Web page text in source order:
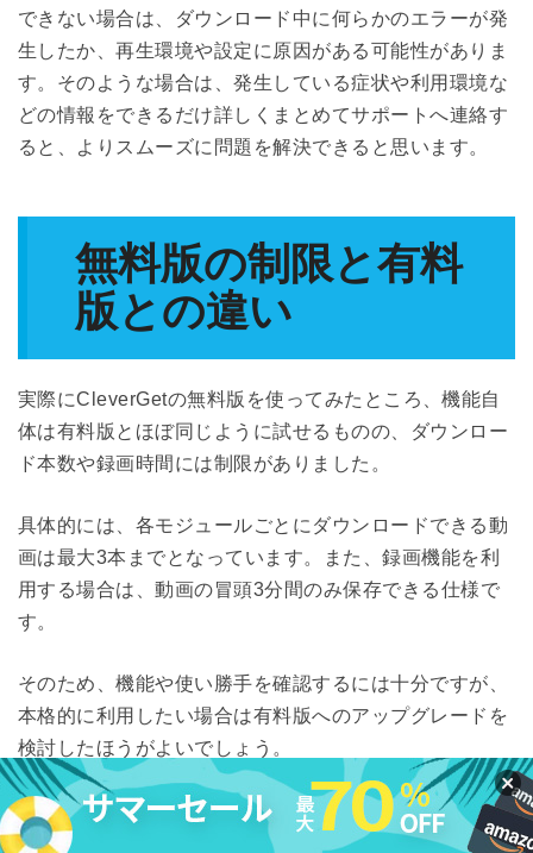
できない場合は、ダウンロード中に何らかのエラーが発
生したか、再生環境や設定に原因がある可能性がありま
す。そのような場合は、発生している症状や利用環境な
どの情報をできるだけ詳しくまとめてサポートへ連絡す
ると、よりスムーズに問題を解決できると思います。
無料版の制限と有料
版との違い
実際にCleverGetの無料版を使ってみたところ、機能自
体は有料版とほぼ同じように試せるものの、ダウンロー
ド本数や録画時間には制限がありました。
具体的には、各モジュールごとにダウンロードできる動
画は最大3本までとなっています。また、録画機能を利
用する場合は、動画の冒頭3分間のみ保存できる仕様で
す。
そのため、機能や使い勝手を確認するには十分ですが、
本格的に利用したい場合は有料版へのアップグレードを
検討したほうがよいでしょう。
項目
無料版（試用
有料版（製品版）